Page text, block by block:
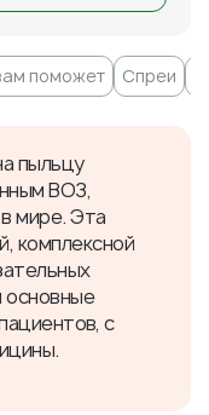
поможет Спреи
пыльцу
ВОЗ,
мире. Эта
комплексной
с